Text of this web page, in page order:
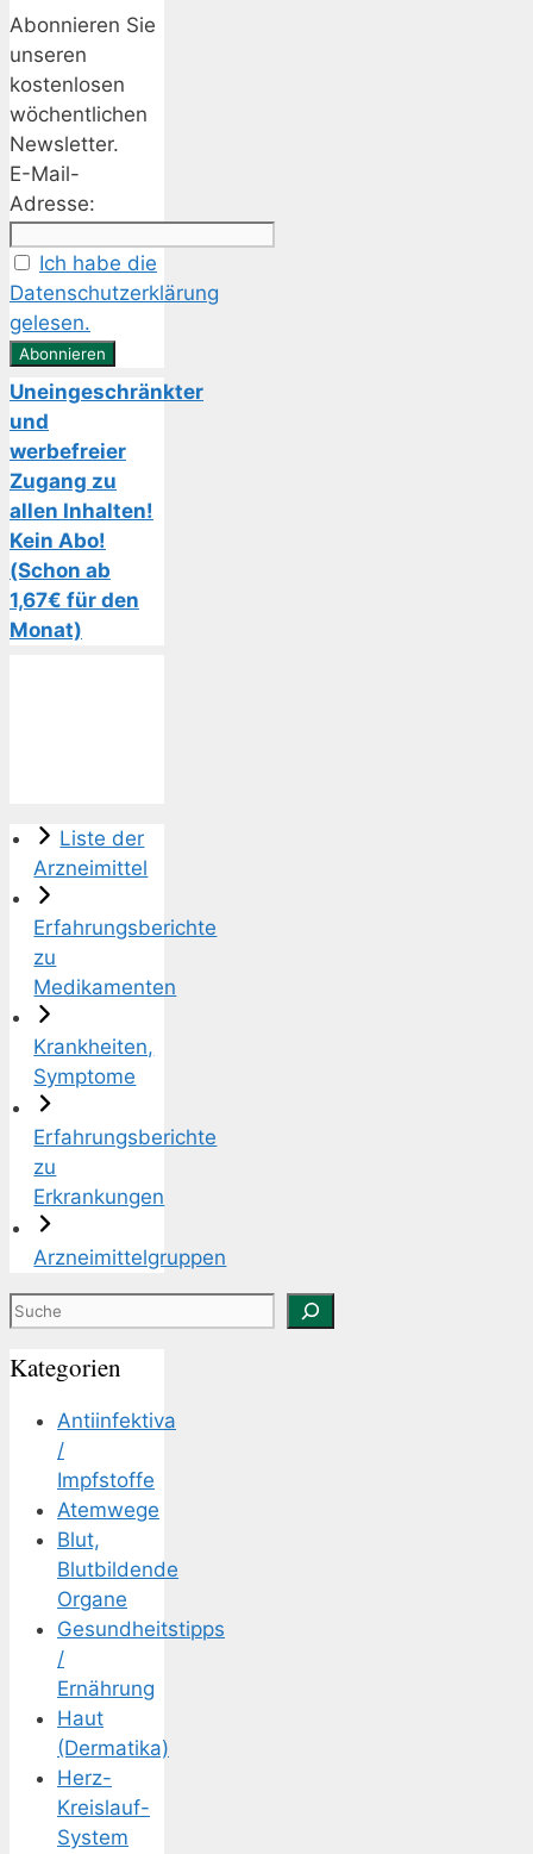
Abonnieren Sie
unseren
kostenlosen
wöchentlichen
Newsletter.
E-Mail-
Adresse:
Ich habe die
Datenschutzerklärung
gelesen.
Uneingeschränkter
und
werbefreier
Zugang zu
allen Inhalten!
Kein Abo!
(Schon ab
1,67€ für den
Monat)
Liste der
Arzneimittel
Erfahrungsberichte
zu
Medikamenten
Krankheiten,
Symptome
Erfahrungsberichte
zu
Erkrankungen
Arzneimittelgruppen
Suchen
Kategorien
Antiinfektiva
/
Impfstoffe
Atemwege
Blut,
Blutbildende
Organe
Gesundheitstipps
/
Ernährung
Haut
(Dermatika)
Herz-
Kreislauf-
System